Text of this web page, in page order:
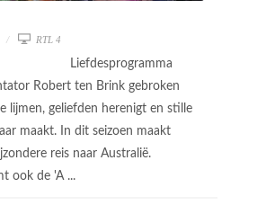
RTL 4
Liefdesprogramma
Robert ten Brink gebroken
lijmen, geliefden herenigt en stille
maakt. In dit seizoen maakt
reis naar Australië.
ook de 'A ...